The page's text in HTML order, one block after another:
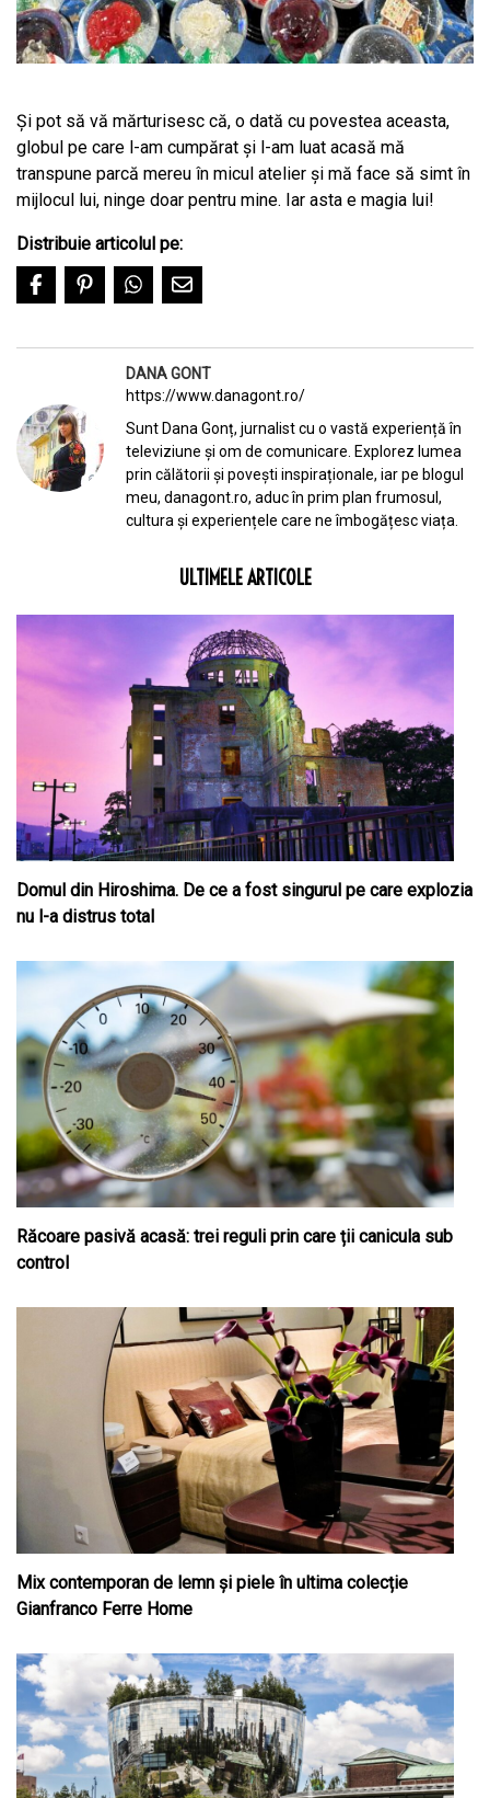
Și pot să vă mărturisesc că, o dată cu povestea aceasta,
globul pe care l-am cumpărat și l-am luat acasă mă
transpune parcă mereu în micul atelier și mă face să simt în
mijlocul lui, ninge doar pentru mine. Iar asta e magia lui!
Distribuie articolul pe:
DANA GONT
https://www.danagont.ro/
Sunt Dana Gonț, jurnalist cu o vastă experiență în
televiziune și om de comunicare. Explorez lumea
prin călătorii și povești inspiraționale, iar pe blogul
meu, danagont.ro, aduc în prim plan frumosul,
cultura și experiențele care ne îmbogățesc viața.
ULTIMELE ARTICOLE
Domul din Hiroshima. De ce a fost singurul pe care explozia
nu l-a distrus total
Răcoare pasivă acasă: trei reguli prin care ții canicula sub
control
Mix contemporan de lemn şi piele în ultima colecție
Gianfranco Ferre Home